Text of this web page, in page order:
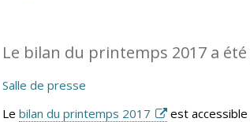
Le bilan du printemps 2017 a
Salle de presse
Le bilan du printemps 2017
est accessible